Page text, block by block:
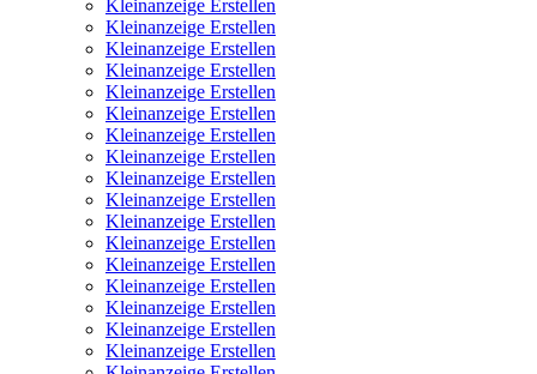
Kleinanzeige Erstellen
Kleinanzeige Erstellen
Kleinanzeige Erstellen
Kleinanzeige Erstellen
Kleinanzeige Erstellen
Kleinanzeige Erstellen
Kleinanzeige Erstellen
Kleinanzeige Erstellen
Kleinanzeige Erstellen
Kleinanzeige Erstellen
Kleinanzeige Erstellen
Kleinanzeige Erstellen
Kleinanzeige Erstellen
Kleinanzeige Erstellen
Kleinanzeige Erstellen
Kleinanzeige Erstellen
Kleinanzeige Erstellen